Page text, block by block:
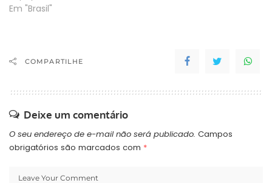
Em "Brasil"
COMPARTILHE
Deixe um comentário
O seu endereço de e-mail não será publicado. Campos
obrigatórios são marcados com *